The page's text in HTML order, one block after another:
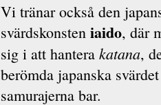
Vi tränar också den
svärdskonsten iaido, där
sig i att hantera katana,
berömda japanska
samurajerna bar.